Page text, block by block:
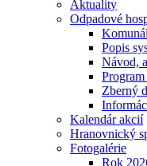
Aktuality
Odpadové
Popis
Návod,
Zberný
Kalendár akcií
Hranovnický
Fotogalérie
Rok